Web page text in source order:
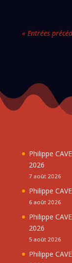
« Entrées
Philippe
2026
7 août 2026
Philippe
6 août 2026
Philippe
2026
5 août 2026
Philippe